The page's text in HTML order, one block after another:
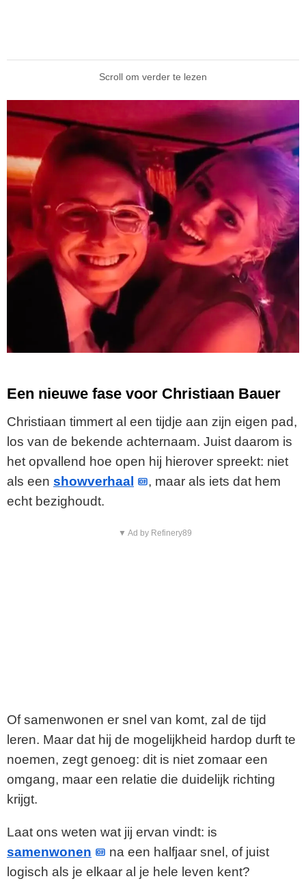
Scroll om verder te lezen
Een nieuwe fase voor Christiaan Bauer
Christiaan timmert al een tijdje aan zijn eigen pad,
los van de bekende achternaam. Juist daarom is
het opvallend hoe open hij hierover spreekt: niet
als een showverhaal
, maar als iets dat hem
echt bezighoudt.
▼ Ad by Refinery89
Of samenwonen er snel van komt, zal de tijd
leren. Maar dat hij de mogelijkheid hardop durft te
noemen, zegt genoeg: dit is niet zomaar een
omgang, maar een relatie die duidelijk richting
krijgt.
Laat ons weten wat jij ervan vindt: is
samenwonen
na een halfjaar snel, of juist
logisch als je elkaar al je hele leven kent?